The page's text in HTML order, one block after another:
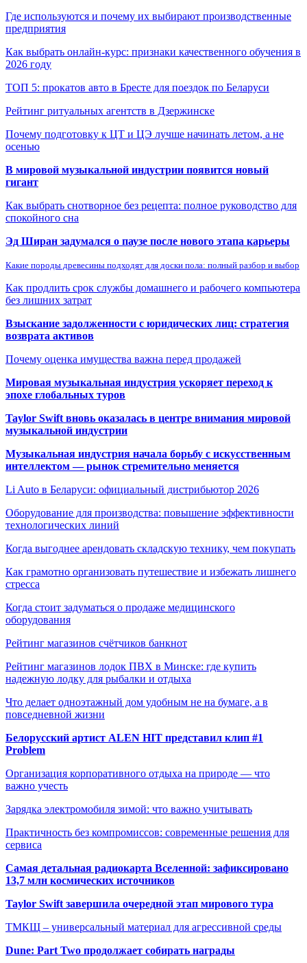
Где используются и почему их выбирают производственные
предприятия
Как выбрать онлайн-курс: признаки качественного обучения в
2026 году
ТОП 5: прокатов авто в Бресте для поездок по Беларуси
Рейтинг ритуальных агентств в Дзержинске
Почему подготовку к ЦТ и ЦЭ лучше начинать летом, а не
осенью
В мировой музыкальной индустрии появится новый
гигант
Как выбрать снотворное без рецепта: полное руководство для
спокойного сна
Эд Ширан задумался о паузе после нового этапа карьеры
Какие породы древесины подходят для доски пола: полный разбор и выбор
Как продлить срок службы домашнего и рабочего компьютера
без лишних затрат
Взыскание задолженности с юридических лиц: стратегия
возврата активов
Почему оценка имущества важна перед продажей
Мировая музыкальная индустрия ускоряет переход к
эпохе глобальных туров
Taylor Swift вновь оказалась в центре внимания мировой
музыкальной индустрии
Музыкальная индустрия начала борьбу с искусственным
интеллектом — рынок стремительно меняется
Li Auto в Беларуси: официальный дистрибьютор 2026
Оборудование для производства: повышение эффективности
технологических линий
Когда выгоднее арендовать складскую технику, чем покупать
Как грамотно организовать путешествие и избежать лишнего
стресса
Когда стоит задуматься о продаже медицинского
оборудования
Рейтинг магазинов счётчиков банкнот
Рейтинг магазинов лодок ПВХ в Минске: где купить
надежную лодку для рыбалки и отдыха
Что делает одноэтажный дом удобным не на бумаге, а в
повседневной жизни
Белорусский артист ALEN HIT представил клип #1
Problem
Организация корпоративного отдыха на природе — что
важно учесть
Зарядка электромобиля зимой: что важно учитывать
Практичность без компромиссов: современные решения для
сервиса
Самая детальная радиокарта Вселенной: зафиксировано
13,7 млн космических источников
Taylor Swift завершила очередной этап мирового тура
ТМКЩ – универсальный материал для агрессивной среды
Dune: Part Two продолжает собирать награды